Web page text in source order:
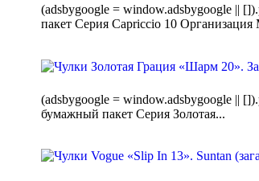
(adsbygoogle = window.adsbygoogle ||
пакет Серия Capriccio 10
(adsbygoogle = window.adsbygoogle ||
бумажный пакет Серия Золотая...